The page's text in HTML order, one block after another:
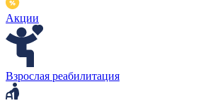
Акции
Взрослая реабилитация